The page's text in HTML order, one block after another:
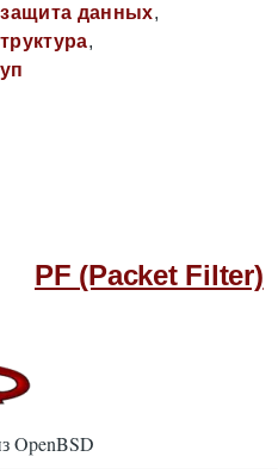
данных
PF (Packet Filter)
OpenBSD